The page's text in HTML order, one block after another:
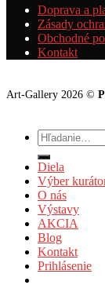
Doprava a
Zásady
Obchodné
Kontakt
Art-Gallery 2026 ©
Hľadať:
Diela
Výber
O nás
Výstavy
AKCIA
Blog
Kontakt
Prihlásenie